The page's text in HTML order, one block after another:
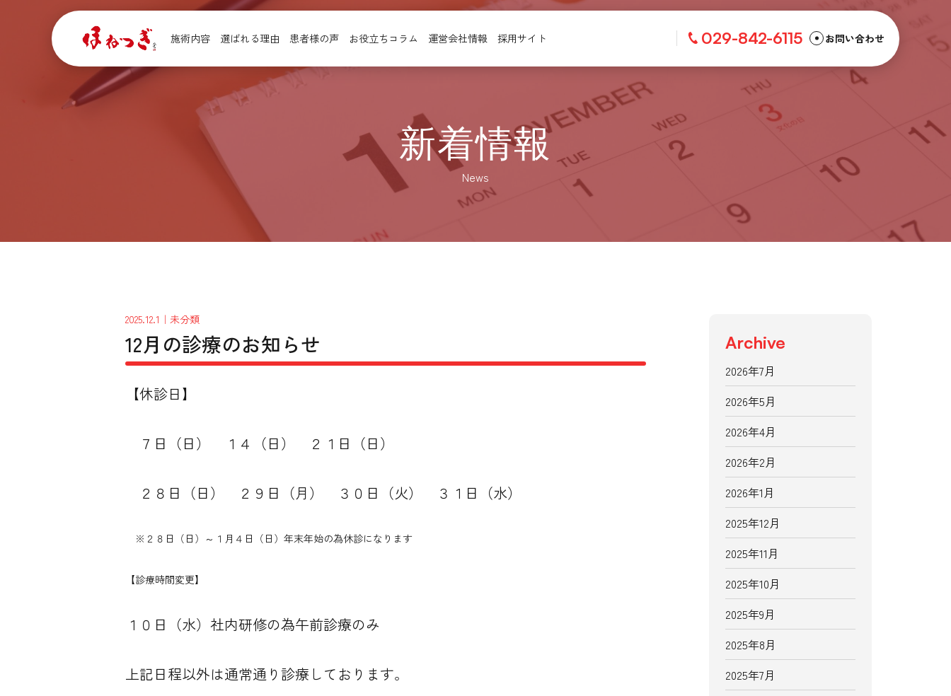
施術内容 選ばれる理由 患者様の声 お役立ちコラム 運営会社情報 採用サイト 029-842-6115 お問い合わせ
新着情報
News
2025.12.1 ｜ 未分類
12月の診療のお知らせ
【休診日】
７日（日） １４（日） ２１日（日）
２８日（日） ２９日（月） ３０日（火） ３１日（水）
※２８日（日）～１月４日（日）年末年始の為休診になります
【診療時間変更】
１０日（水）社内研修の為午前診療のみ
上記日程以外は通常通り診療しております。
Archive
2026年7月
2026年5月
2026年4月
2026年2月
2026年1月
2025年12月
2025年11月
2025年10月
2025年9月
2025年8月
2025年7月